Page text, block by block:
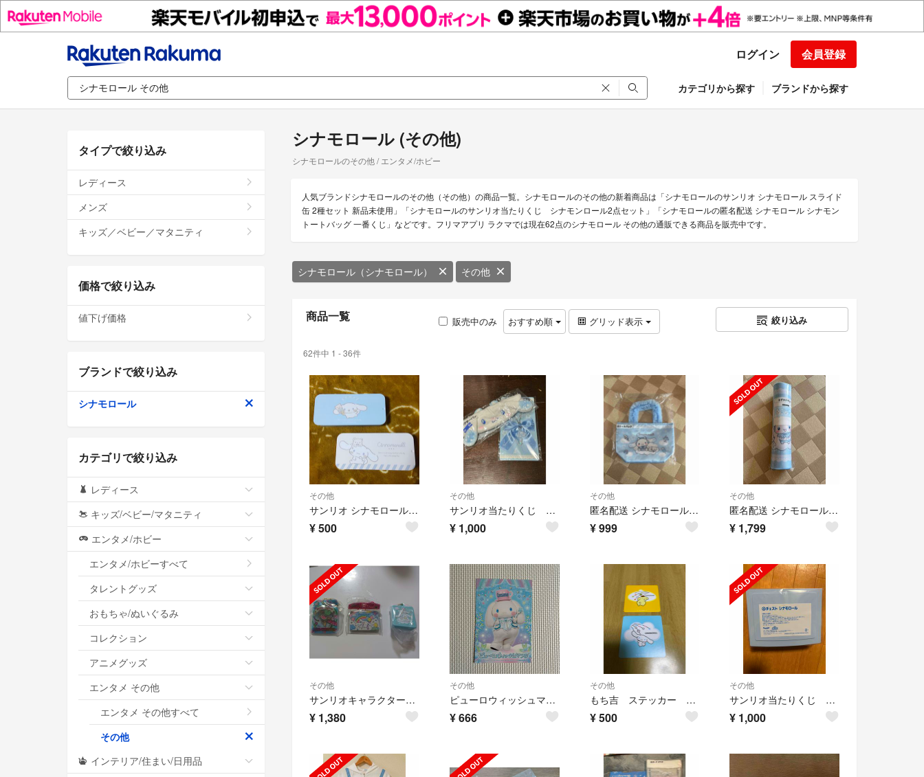
ログイン 会員登録
カテゴリから探す ブランドから探す
シナモロール (その他)
シナモロールのその他 / エンタメ/ホビー
人気ブランドシナモロールのその他（その他）の商品一覧。シナモロールのその他の新着商品は「シナモロールのサンリオ シナモロール スライド
缶 2種セット 新品未使用」「シナモロールのサンリオ当たりくじ シナモンロール2点セット」「シナモロールの匿名配送 シナモロール シナモン
トートバッグ 一番くじ」などです。フリマアプリ ラクマでは現在62点のシナモロール その他の通販できる商品を販売中です。
シナモロール（シナモロール） その他
商品一覧 販売中のみ おすすめ順 グリッド表示 絞り込み
62件中 1 - 36件
その他
サンリオ シナモロール スライド缶 2種セット 新品未使用
¥500
その他
サンリオ当たりくじ シナモンロール2点セット
¥ 1,000
その他
匿名配送 シナモロール シナモン トートバッグ 一番くじ
¥999
その他
匿名配送 シナモロール シナモン デスクマット 約75×30cm 一番くじ
¥ 1,799
その他
サンリオキャラクターズ おこさまパズル風チャーム
¥ 1,380
その他
ピューロウィッシュマツリ 有料グリ ポストカード シナモン シナモロール
¥666
その他
もち吉 ステッカー シナモロール ポムポムプリン
¥500
その他
サンリオ当たりくじ チェスト 新品、未開封
¥ 1,000
タイプで絞り込み
レディース
メンズ
キッズ／ベビー／マタニティ
価格で絞り込み
値下げ価格
ブランドで絞り込み
シナモロール
カテゴリで絞り込み
レディース
キッズ/ベビー/マタニティ
エンタメ/ホビー
エンタメ/ホビーすべて
タレントグッズ
おもちゃ/ぬいぐるみ
コレクション
アニメグッズ
エンタメ その他
エンタメ その他すべて
その他
インテリア/住まい/日用品